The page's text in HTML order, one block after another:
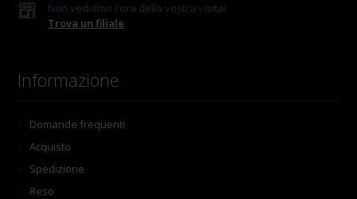
Non vediamo l'ora della vostra visita!
Trova un filiale
Informazione
Domande frequenti
Acquisto
Spedizione
Reso